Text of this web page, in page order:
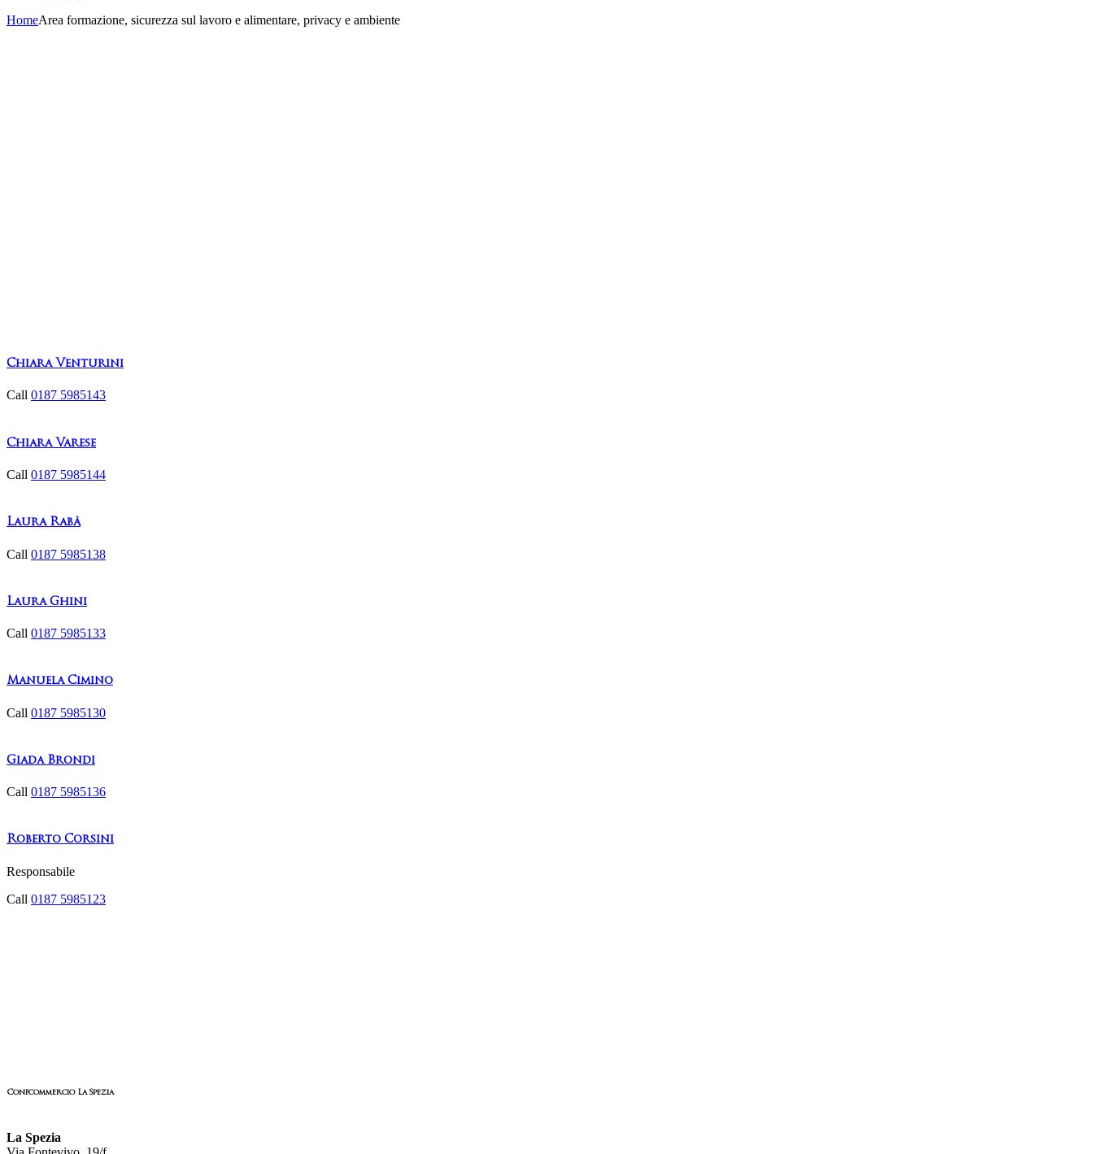
HomeArea formazione, sicurezza sul lavoro e alimentare, privacy e ambiente
Chiara Venturini
Call 0187 5985143
Chiara Varese
Call 0187 5985144
Laura Rabà
Call 0187 5985138
Laura Ghini
Call 0187 5985133
Manuela Cimino
Call 0187 5985130
Giada Brondi
Call 0187 5985136
Roberto Corsini
Responsabile
Call 0187 5985123
Confcommercio La Spezia
La Spezia